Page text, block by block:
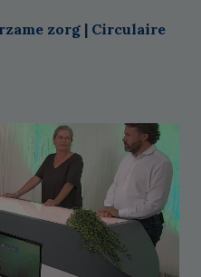
zorg | Circulaire